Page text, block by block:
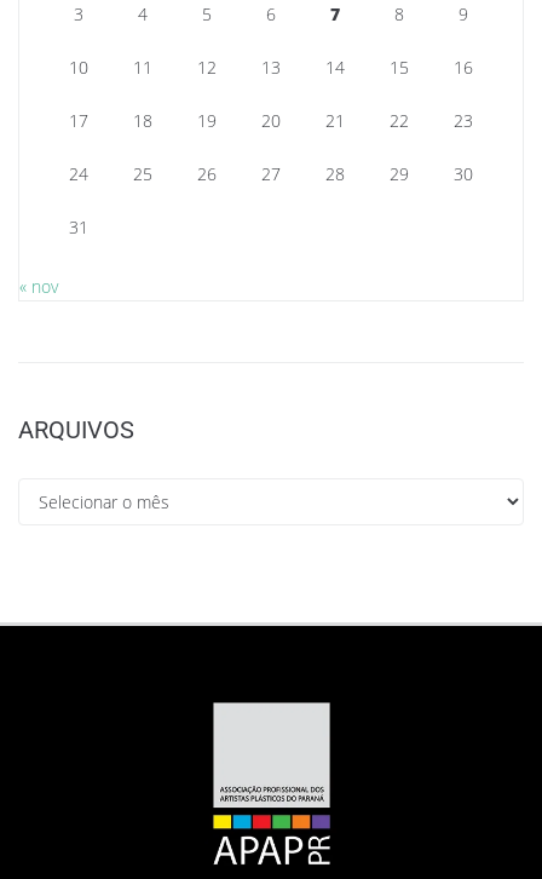
3 4 5 6 7 8 9
10 11 12 13 14 15 16
17 18 19 20 21 22 23
24 25 26 27 28 29 30
31
« nov
ARQUIVOS